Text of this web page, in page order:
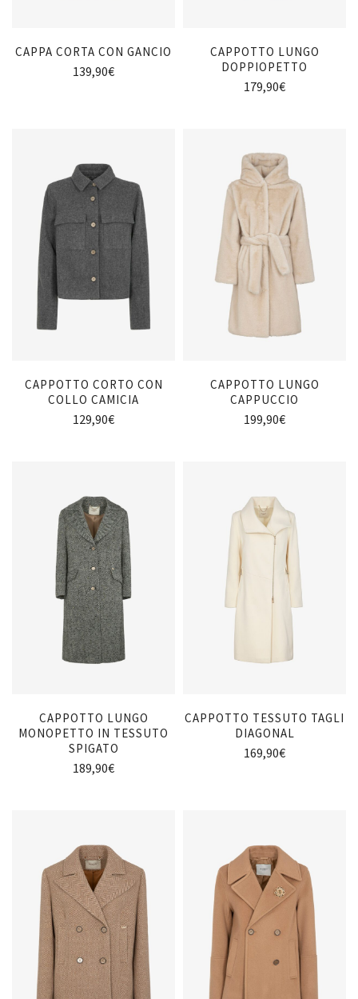
CAPPA CORTA CON GANCIO
139,90€
CAPPOTTO LUNGO
DOPPIOPETTO
179,90€
CAPPOTTO CORTO CON
COLLO CAMICIA
129,90€
CAPPOTTO LUNGO
CAPPUCCIO
199,90€
CAPPOTTO LUNGO
MONOPETTO IN TESSUTO
SPIGATO
189,90€
CAPPOTTO TESSUTO TAGLI
DIAGONAL
169,90€